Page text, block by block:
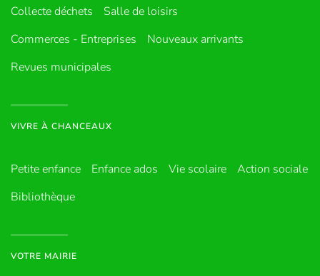
Collecte déchets
Salle de loisirs
Commerces - Entreprises
Nouveaux arrivants
Revues municipales
VIVRE À CHANCEAUX
Petite enfance Enfance ados Vie scolaire
Action sociale
Bibliothèque
VOTRE MAIRIE